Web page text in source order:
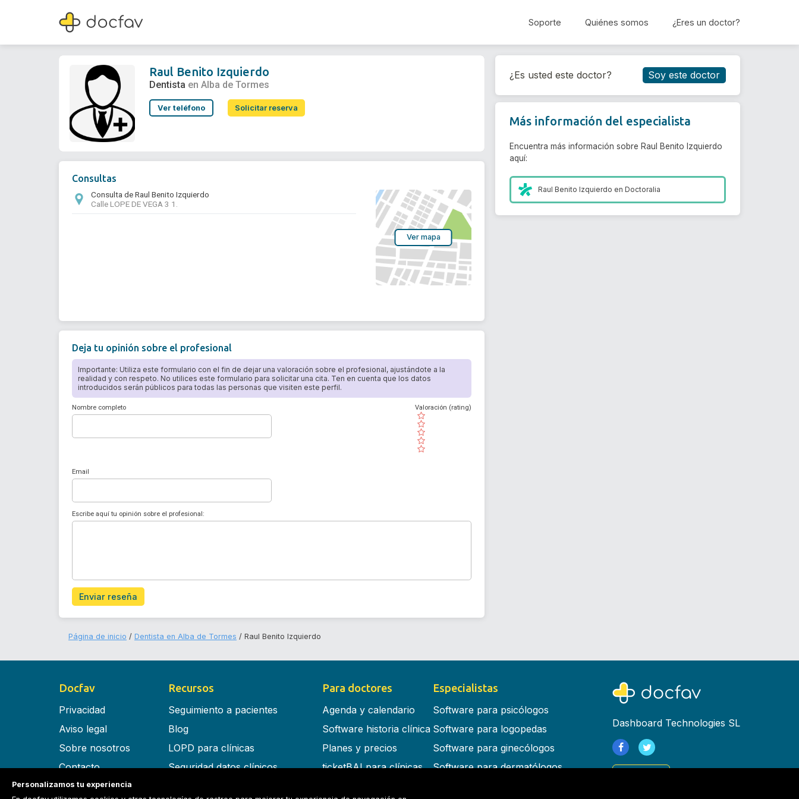
Soporte Quiénes somos ¿Eres un doctor?
Raul Benito Izquierdo
Dentista
Reservar cita
Raul Benito Izquierdo
Dentista en Alba de Tormes
Ver teléfono Solicitar reserva
Consultas
Consulta de Raul Benito Izquierdo
Calle LOPE DE VEGA 3 1.
Ver mapa
Deja tu opinión sobre el profesional
Importante: Utiliza este formulario con el fin de dejar una valoración sobre el profesional, ajustándote a la
realidad y con respeto. No utilices este formulario para solicitar una cita. Ten en cuenta que los datos
introducidos serán públicos para todas las personas que visiten este perfil.
Nombre completo
( )
( )
( )
( )
( )
Valoración (rating)
Email
Escribe aquí tu opinión sobre el profesional:
Enviar reseña
¿Es usted este doctor? Soy este doctor
Más información del especialista
Encuentra más información sobre Raul Benito Izquierdo
aquí:
Raul Benito Izquierdo enDoctoralia
Página de inicio Dentista en Alba de Tormes Raul Benito Izquierdo
Docfav
Privacidad
Aviso legal
Sobre nosotros
Contacto
Términos y condiciones
Recursos
Seguimiento a pacientes
Blog
LOPD para clínicas
Seguridad datos clínicos
Para doctores
Agenda y calendario
Software historia clínica
Planes y precios
ticketBAI para clínicas
Especialistas
Software para psicólogos
Software para logopedas
Software para ginecólogos
Software para dermatólogos
Dashboard Technologies SL
Personalizamos tu experiencia